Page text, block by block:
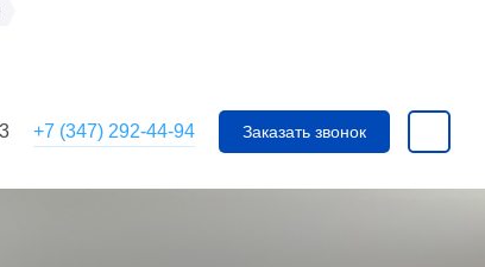
+7 (347) 292-44-94 Заказать звонок